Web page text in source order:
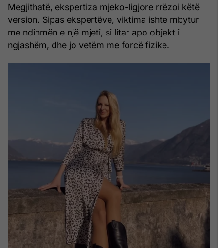
Megjithatë, ekspertiza mjeko-ligjore rrëzoi këtë
version. Sipas ekspertëve, viktima ishte mbytur
me ndihmën e një mjeti, si litar apo objekt i
ngjashëm, dhe jo vetëm me forcë fizike.